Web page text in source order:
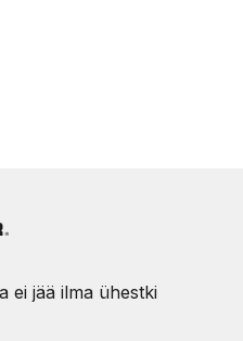
ei jää ilma ühestki